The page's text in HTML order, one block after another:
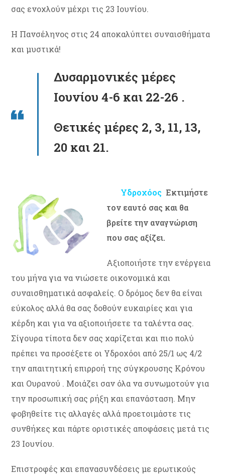
σας ενοχλούν μέχρι τις 23 Ιουνίου.
Η Πανσέληνος στις 24 αποκαλύπτει συναισθήματα
και μυστικά!
Δυσαρμονικές μέρες
Ιουνίου 4-6 και 22-26 .
Θετικές μέρες 2, 3, 11, 13,
20 και 21.
Υδροχόος Εκτιμήστε
τον εαυτό σας και θα
βρείτε την αναγνώριση
που σας αξίζει.
Αξιοποιήστε την ενέργεια
του μήνα για να νιώσετε οικονομικά και
συναισθηματικά ασφαλείς. Ο δρόμος δεν θα είναι
εύκολος αλλά θα σας δοθούν ευκαιρίες και για
κέρδη και για να αξιοποιήσετε τα ταλέντα σας.
Σίγουρα τίποτα δεν σας χαρίζεται και πιο πολύ
πρέπει να προσέξετε οι Υδροχόοι από 25/1 ως 4/2
την απαιτητική επιρροή της σύγκρουσης Κρόνου
και Ουρανού . Μοιάζει σαν όλα να συνωμοτούν για
την προσωπική σας ρήξη και επανάσταση. Μην
φοβηθείτε τις αλλαγές αλλά προετοιμάστε τις
συνθήκες και πάρτε οριστικές αποφάσεις μετά τις
23 Ιουνίου.
Επιστροφές και επανασυνδέσεις με ερωτικούς